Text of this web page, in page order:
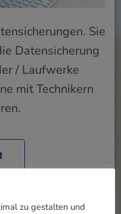
Sie
Datensicherung
/ Laufwerke
mit Technikern
zu gestalten und